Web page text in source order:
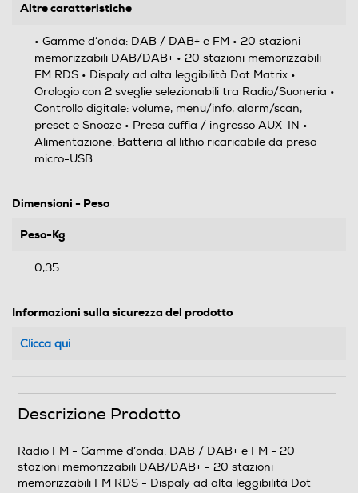
Altre caratteristiche
• Gamme d’onda: DAB / DAB+ e FM • 20 stazioni
memorizzabili DAB/DAB+ • 20 stazioni memorizzabili
FM RDS • Dispaly ad alta leggibilità Dot Matrix •
Orologio con 2 sveglie selezionabili tra Radio/Suoneria •
Controllo digitale: volume, menu/info, alarm/scan,
preset e Snooze • Presa cuffia / ingresso AUX-IN •
Alimentazione: Batteria al lithio ricaricabile da presa
micro-USB
Dimensioni - Peso
Peso-Kg
0,35
Informazioni sulla sicurezza del prodotto
Clicca qui
Descrizione Prodotto
Radio FM - Gamme d’onda: DAB / DAB+ e FM - 20
stazioni memorizzabili DAB/DAB+ - 20 stazioni
memorizzabili FM RDS - Dispaly ad alta leggibilità Dot